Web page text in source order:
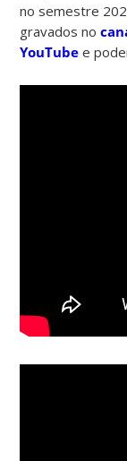
no semestre
gravados no
YouTube e